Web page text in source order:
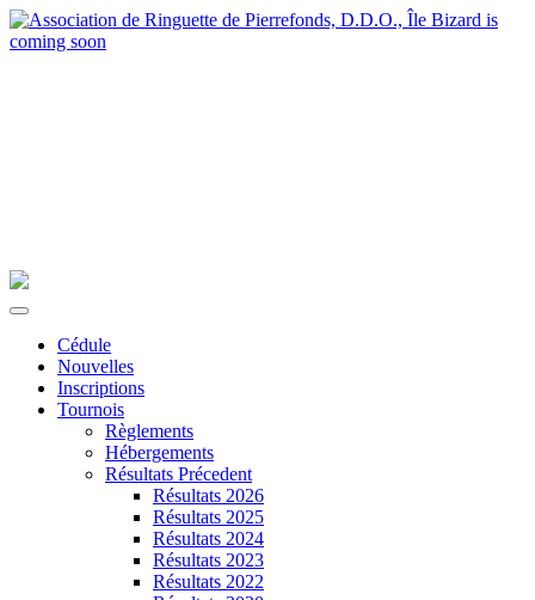
Cédule
Nouvelles
Inscriptions
Tournois
Règlements
Hébergements
Résultats Précedent
Résultats 2026
Résultats 2025
Résultats 2024
Résultats 2023
Résultats 2022